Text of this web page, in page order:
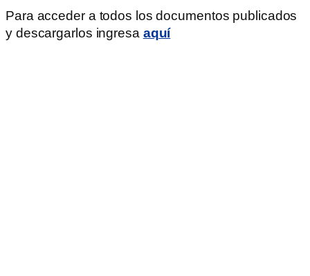
Para acceder a todos los documentos publicados
y descargarlos ingresa aquí